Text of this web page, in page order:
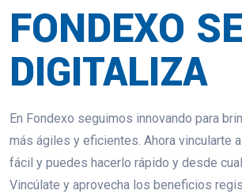
FONDEXO
DIGITALIZA
En Fondexo seguimos innovando para
más ágiles y eficientes. Ahora vincularte
fácil y puedes hacerlo rápido y desde
Vincúlate y aprovecha los beneficios